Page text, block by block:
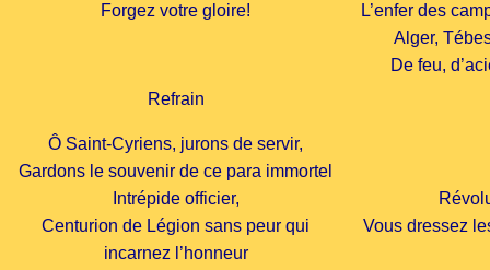
Forgez votre gloire!
Refrain
Ô Saint-Cyriens, jurons de servir,
Gardons le souvenir de ce para immortel
Intrépide officier,
Centurion de Légion sans peur qui
incarnez l’honneur
L’enfer des
Alger,
De feu,
Vous dressez